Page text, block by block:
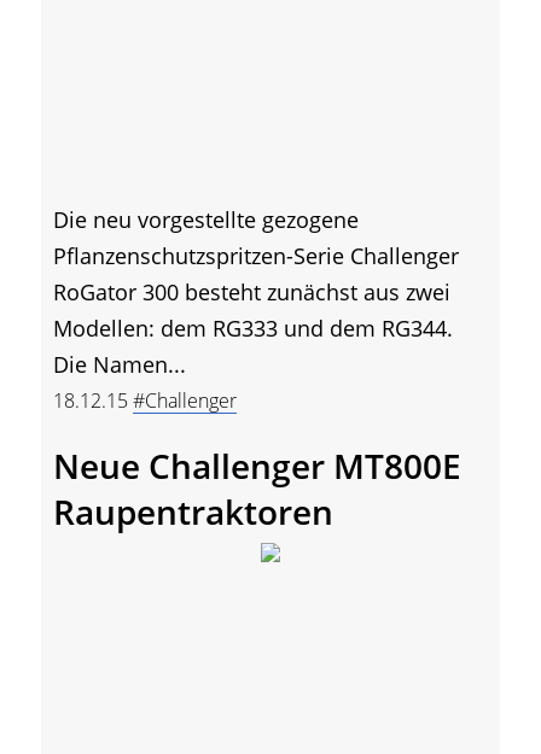
Die neu vorgestellte gezogene
Pflanzenschutzspritzen-Serie Challenger
RoGator 300 besteht zunächst aus zwei
Modellen: dem RG333 und dem RG344.
Die Namen...
18.12.15#Challenger
Neue Challenger MT800E
Raupentraktoren